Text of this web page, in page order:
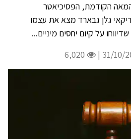
ה-80 של המאה הקודמת, הפסיכיאטר
גלן גבארד מצא את עצמו
על קיום יחסים מיניים...